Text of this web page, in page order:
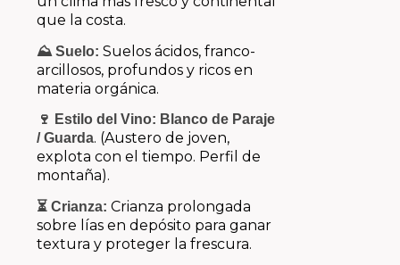
que la costa.
⛰️ Suelo: Suelos ácidos, franco-
arcillosos, profundos y ricos en
materia orgánica.
🍷 Estilo del Vino: Blanco de Paraje
/ Guarda. (Austero de joven,
explota con el tiempo. Perfil de
montaña).
⏳ Crianza: Crianza prolongada
sobre lías en depósito para ganar
textura y proteger la frescura.